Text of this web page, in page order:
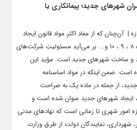
شهرهای جدید؛ پیمانکاری یا
| آن‌چنان که از مفاد اکثر مواد قانون ایجاد
شهرهای جدید از جمله ماده 8 ، 9 ، 10 و…. بر می‌آید مسئولیتِ شرکت‌های
و ساخت شهرهای جدید است. مؤید این
است. ضمن اینکه در مواد اساسنامه
از جمله در ماده یک به صراحت
شهرهای جدید عنوان شده است و
امور شهری تا زمانی است که نهادهای مدنی
نمایندگان دولت از طرق وزارت